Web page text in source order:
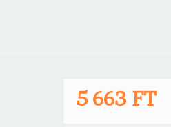
5 663 FT